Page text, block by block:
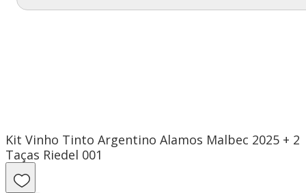
Kit Vinho Tinto Argentino Alamos Malbec 2025 + 2
Taças Riedel 001